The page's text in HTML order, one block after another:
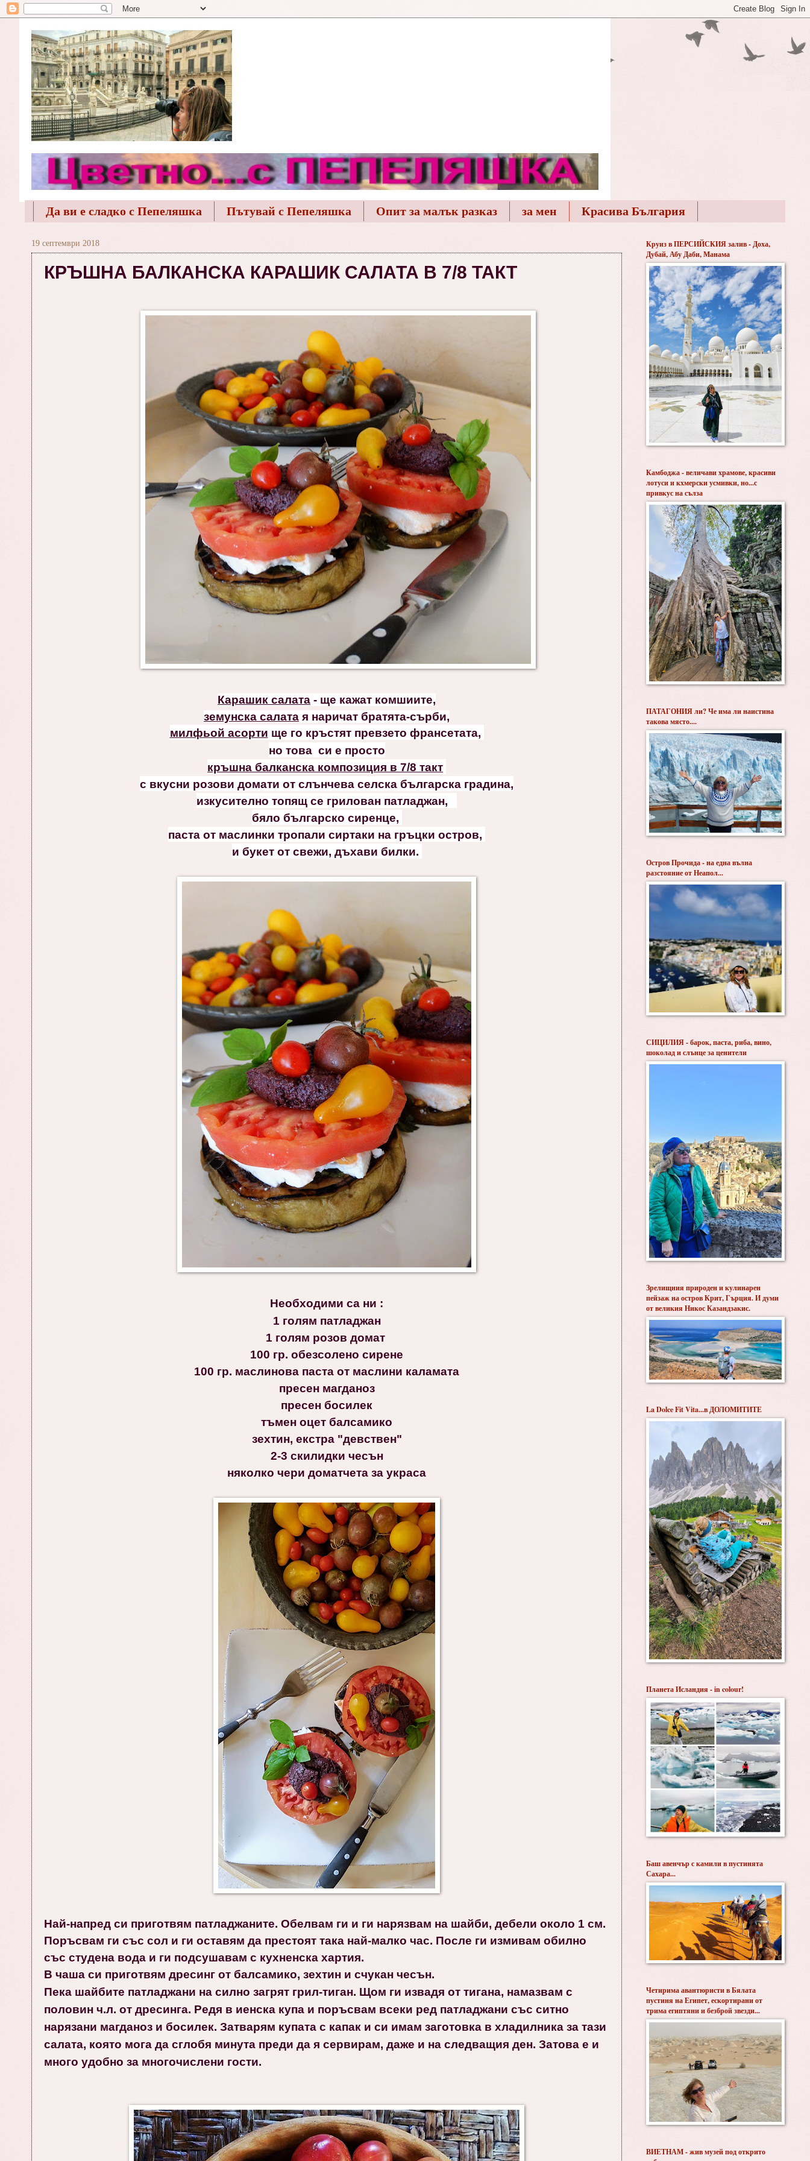
Да ви е сладко с Пепеляшка Пътувай с Пепеляшка Опит за малък разказ за мен Красива България
19 септември 2018
КРЪШНА БАЛКАНСКА КАРАШИК САЛАТА В 7/8 ТАКТ
Карашик салата - ще кажат комшиите,
земунска салата я наричат братята-сърби,
милфьой асорти ще го кръстят превзето франсетата,
но това си е просто
кръшна балканска композиция в 7/8 такт
с вкусни розови домати от слънчева селска българска градина,
изкусително топящ се грилован патладжан,
бяло българско сиренце,
паста от маслинки тропали сиртаки на гръцки остров,
и букет от свежи, дъхави билки.
Необходими са ни :
1 голям патладжан
1 голям розов домат
100 гр. обезсолено сирене
100 гр. маслинова паста от маслини каламата
пресен магданоз
пресен босилек
тъмен оцет балсамико
зехтин, екстра "девствен"
2-3 скилидки чесън
няколко чери доматчета за украса
Най-напред си приготвям патладжаните. Обелвам ги и ги нарязвам на шайби, дебели около 1 см.
Поръсвам ги със сол и ги оставям да престоят така най-малко час. После ги измивам обилно
със студена вода и ги подсушавам с кухненска хартия.
В чаша си приготвям дресинг от балсамико, зехтин и счукан чесън.
Пека шайбите патладжани на силно загрят грил-тиган. Щом ги извадя от тигана, намазвам с
половин ч.л. от дресинга. Редя в иенска купа и поръсвам всеки ред патладжани със ситно
нарязани магданоз и босилек. Затварям купата с капак и си имам заготовка в хладилника за тази
салата, която мога да сглобя минута преди да я сервирам, даже и на следващия ден. Затова е и
много удобно за многочислени гости.
Круиз в ПЕРСИЙСКИЯ залив - Доха,
Дубай, Абу Даби, Манама
Камбоджа - величави храмове, красиви
лотуси и кхмерски усмивки, но...с
привкус на сълза
ПАТАГОНИЯ ли? Че има ли наистина
такова място....
Остров Прочида - на една вълна
разстояние от Неапол...
СИЦИЛИЯ - барок, паста, риба, вино,
шоколад и слънце за ценители
Зрелищния природен и кулинарен
пейзаж на остров Крит, Гърция. И думи
от великия Никос Казандзакис.
La Dolce Fit Vita...в ДОЛОМИТИТЕ
Планета Исландия - in colour!
Баш авенчър с камили в пустинята
Сахара...
Четирима авантюристи в Бялата
пустиня на Египет, ескортирани от
трима египтяни и безброй звезди...
ВИЕТНАМ - жив музей под открито